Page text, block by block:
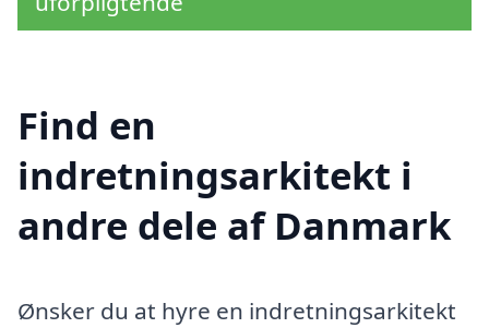
Find en
indretningsarkitekt i
andre dele af Danmark
Ønsker du at hyre en indretningsarkitekt